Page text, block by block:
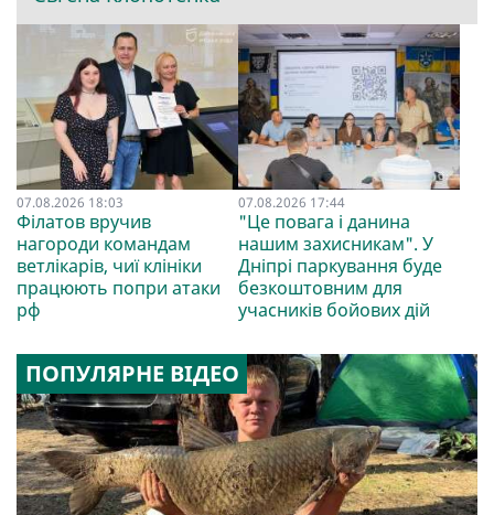
07.08.2026 18:03
Філатов вручив
нагороди командам
ветлікарів, чиї клініки
працюють попри атаки
рф
07.08.2026 17:44
"Це повага і данина
нашим захисникам". У
Дніпрі паркування буде
безкоштовним для
учасників бойових дій
ПОПУЛЯРНЕ ВІДЕО